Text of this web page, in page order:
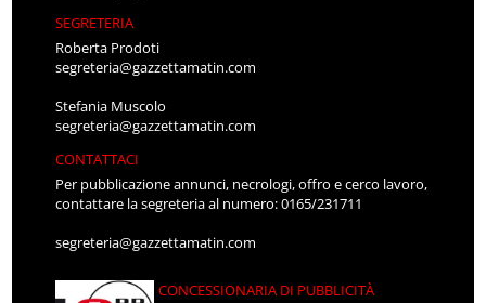
SEGRETERIA
Roberta Prodoti
segreteria@gazzettamatin.com
Stefania Muscolo
segreteria@gazzettamatin.com
CONTATTACI
Per pubblicazione annunci, necrologi, offro e cerco lavoro,
contattare la segreteria al numero: 0165/231711
segreteria@gazzettamatin.com
CONCESSIONARIA DI PUBBLICITÀ